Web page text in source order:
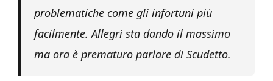
problematiche come gli infortuni più
facilmente. Allegri sta dando il massimo
ma ora è prematuro parlare di Scudetto.